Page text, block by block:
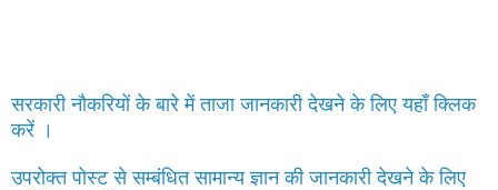
सरकारी नौकरियों के बारे में ताजा जानकारी देखने के लिए यहाँ क्लिक
करें ।
उपरोक्त पोस्ट से सम्बंधित सामान्य ज्ञान की जानकारी देखने के लिए